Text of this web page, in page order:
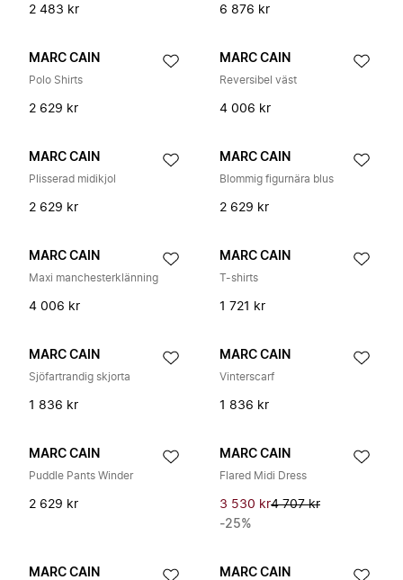
2 483 kr 6 876 kr
MARC CAIN
Polo Shirts
2 629 kr
MARC CAIN
Reversibel väst
4 006 kr
MARC CAIN
Plisserad midikjol
2 629 kr
MARC CAIN
Blommig figurnära blus
2 629 kr
MARC CAIN
Maxi manchesterklänning
4 006 kr
MARC CAIN
T-shirts
1 721 kr
MARC CAIN
Sjöfartrandig skjorta
1 836 kr
MARC CAIN
Vinterscarf
1 836 kr
MARC CAIN
Puddle Pants Winder
2 629 kr
MARC CAIN
Flared Midi Dress
3 530 kr4 707 kr
-25%
MARC CAIN MARC CAIN